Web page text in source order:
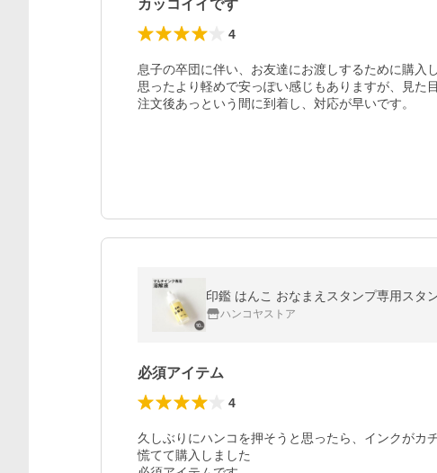
カッコイイです
4
息子の卒団に伴い、お友達にお渡しするために購入し
思ったより軽めで安っぽい感じもありますが、見た
印鑑 はんこ おなまえスタンプ専用スタ
ハンコヤストア
必須アイテム
4
久しぶりにハンコを押そうと思ったら、インクがカ
慌てて購入しました